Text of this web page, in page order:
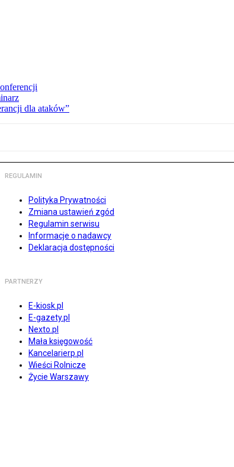
dla ataków”
REGULAMIN
Polityka Prywatności
Zmiana ustawień zgód
Regulamin serwisu
Informacje o nadawcy
Deklaracja dostępności
PARTNERZY
E-kiosk.pl
E-gazety.pl
Nexto.pl
Mała księgowość
Kancelarierp.pl
Wieści Rolnicze
Życie Warszawy